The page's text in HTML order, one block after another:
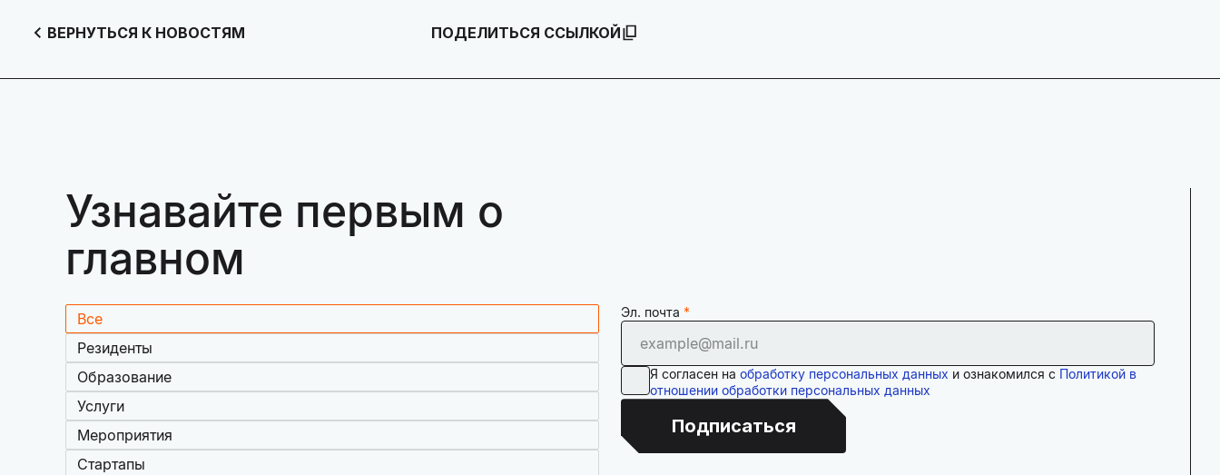
ВЕРНУТЬСЯ К НОВОСТЯМ ПОДЕЛИТЬСЯ ССЫЛКОЙ
Узнавайте первым о
главном
Все
Резиденты
Образование
Услуги
Мероприятия
Стартапы
Эл. почта
Я согласен на обработку персональных данных и ознакомился с Политикой в
отношении обработки персональных данных
Подписаться